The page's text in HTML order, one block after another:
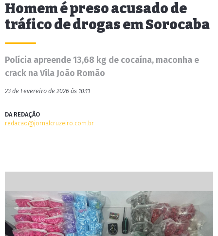
Homem é preso acusado de
tráfico de drogas em Sorocaba
Polícia apreende 13,68 kg de cocaína, maconha e
crack na Vila João Romão
23 de Fevereiro de 2026 às 10:11
DA REDAÇÃO
redacao@jornalcruzeiro.com.br